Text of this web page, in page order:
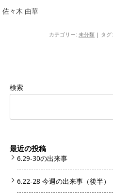
佐々木 由華
カテゴリー: 未分類 | タグ:
検索
最近の投稿
6.29-30の出来事
6.22-28 今週の出来事（後半）